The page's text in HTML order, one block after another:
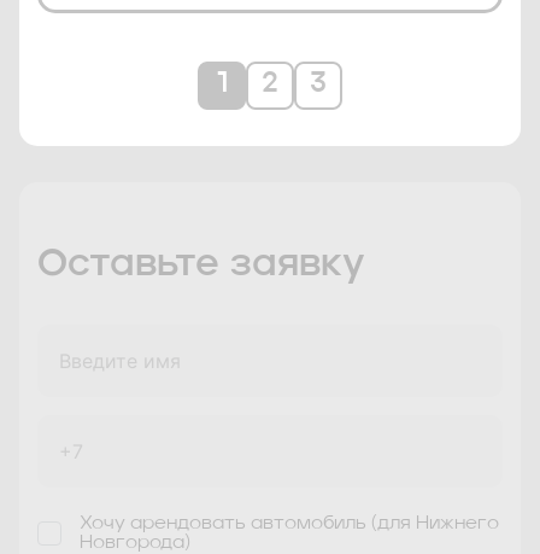
Навигация
записям
1 2 3
Оставьте заявку
Хочу арендовать автомобиль (для Нижнего
Новгорода)